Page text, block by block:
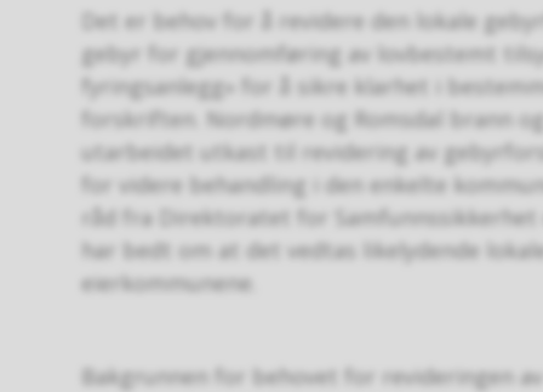
Det er behov for å revidere den lokale
gebyr for gjennomføring av lovbestemt
fyringsanlegg» for å sikre klarhet i
forskriften. Nordmøre og Romsdal brann
utarbeidet utkast til revidering av
for videre behandling i den enkelte
råd fra Direktoratet for Samfunnssikkerhet
har bedt om at det vedtas likelydende
eierkommunene.
Bakgrunnen for behovet for revideringen